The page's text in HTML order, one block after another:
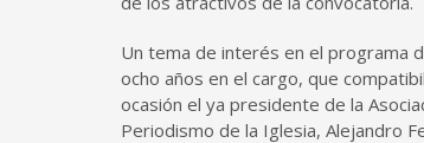
Un tema de interés en el programa
ocho años en el cargo, que
ocasión el ya presidente de la
Periodismo de la Iglesia, Alejandro